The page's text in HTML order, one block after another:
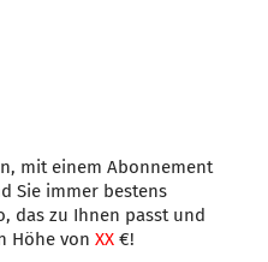
mit einem Abonnement
Sie immer bestens
das zu Ihnen passt und
Höhe von XX €!